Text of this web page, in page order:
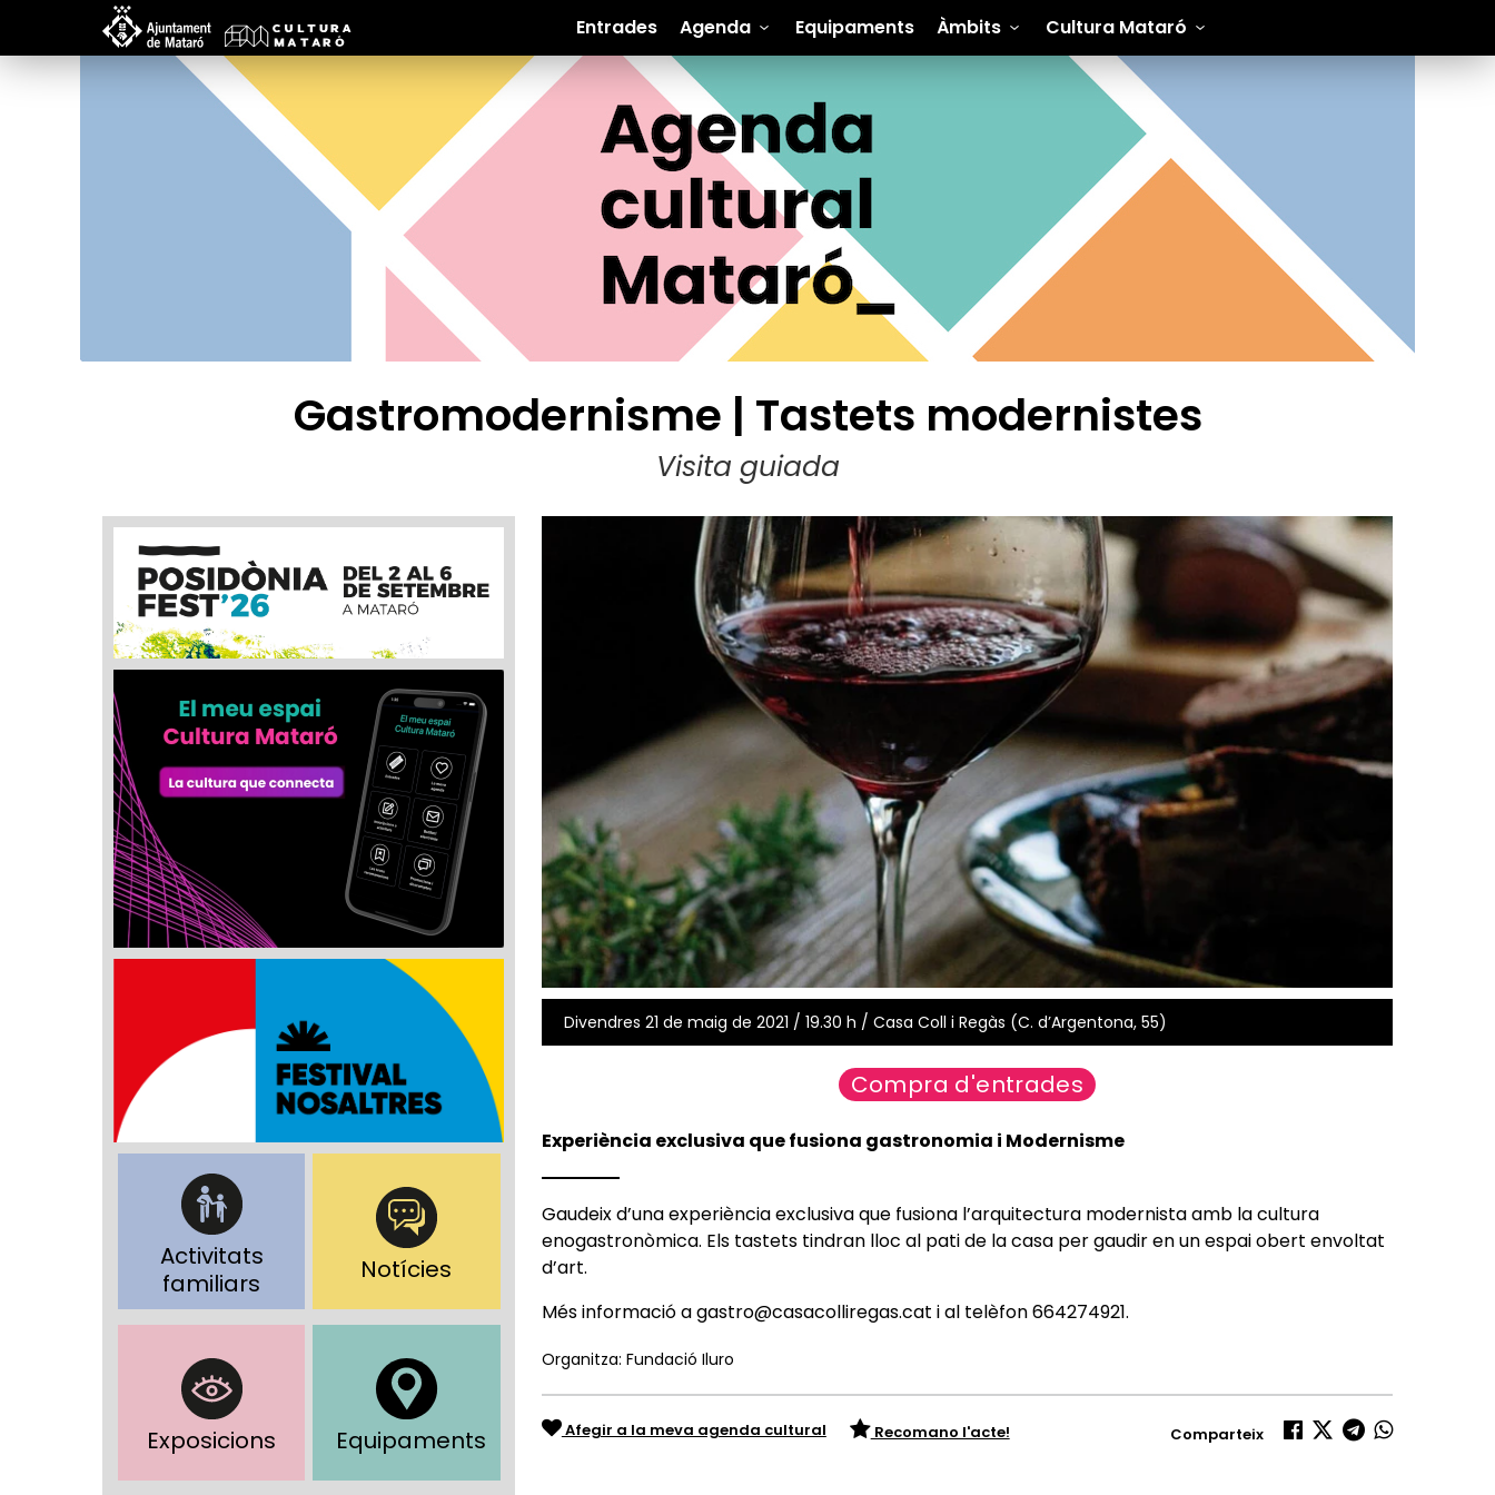
Entrades Agenda Equipaments Àmbits Cultura Mataró
Gastromodernisme | Tastets modernistes
Visita guiada
Activitats
familiars
Notícies
Exposicions Equipaments
Divendres 21 de maig de 2021 / 19.30 h / Casa Coll i Regàs (C. d’Argentona, 55)
Compra d'entrades
Experiència exclusiva que fusiona gastronomia i Modernisme
Gaudeix d’una experiència exclusiva que fusiona l’arquitectura modernista amb la cultura
enogastronòmica. Els tastets tindran lloc al pati de la casa per gaudir en un espai obert envoltat
d’art.
Més informació a gastro@casacolliregas.cat i al telèfon 664274921.
Organitza: Fundació Iluro
Afegir a la meva agenda cultural Recomano l'acte! Comparteix